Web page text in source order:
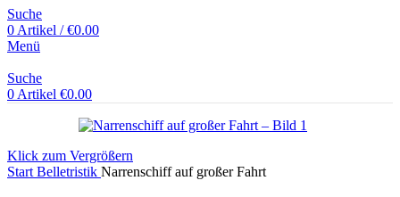
Suche
0 Artikel / €0.00
Menü
Suche
0 Artikel €0.00
Klick zum Vergrößern
Start Belletristik Narrenschiff auf großer Fahrt